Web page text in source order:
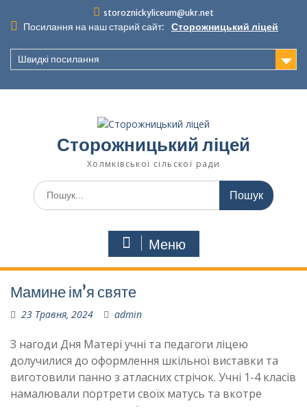
storoznickyliceum@ukr.net
Посилання на наш старий сайт: Сторожницький ліцей
Швидкі посилання
Сторожницький ліцей
Холмківської сільскої ради
Шукати:
Меню
Мамине ім’я святе
23 Травня, 2024 admin
З нагоди Дня Матері учні та педагоги ліцею
долучилися до оформлення шкільної виставки та
виготовили панно з атласних стрічок. Учні 1-4 класів
намалювали портрети своїх матусь та вкотре